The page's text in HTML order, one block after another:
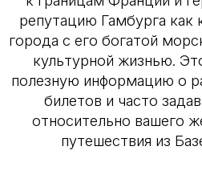
репутацию Гамбурга как
города с его богатой
культурной жизнью.
полезную информацию о
билетов и часто
относительно вашего
путешествия из